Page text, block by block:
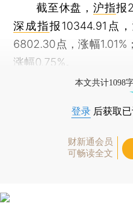
截至休盘，沪指报
深成指报10344.91点，
6802.30点，涨幅1.01%
涨幅0.75%。
本文共计1098
登录 后获取
财新通会员
可畅读全文